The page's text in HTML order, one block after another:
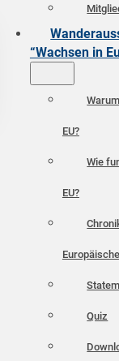
“Wachsen in
EU?
Wie
EU?
Quiz